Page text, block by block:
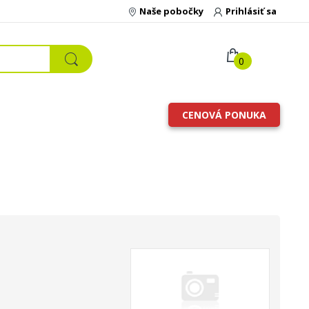
Prihlásiť sa
Naše pobočky
0
CENOVÁ PONUKA